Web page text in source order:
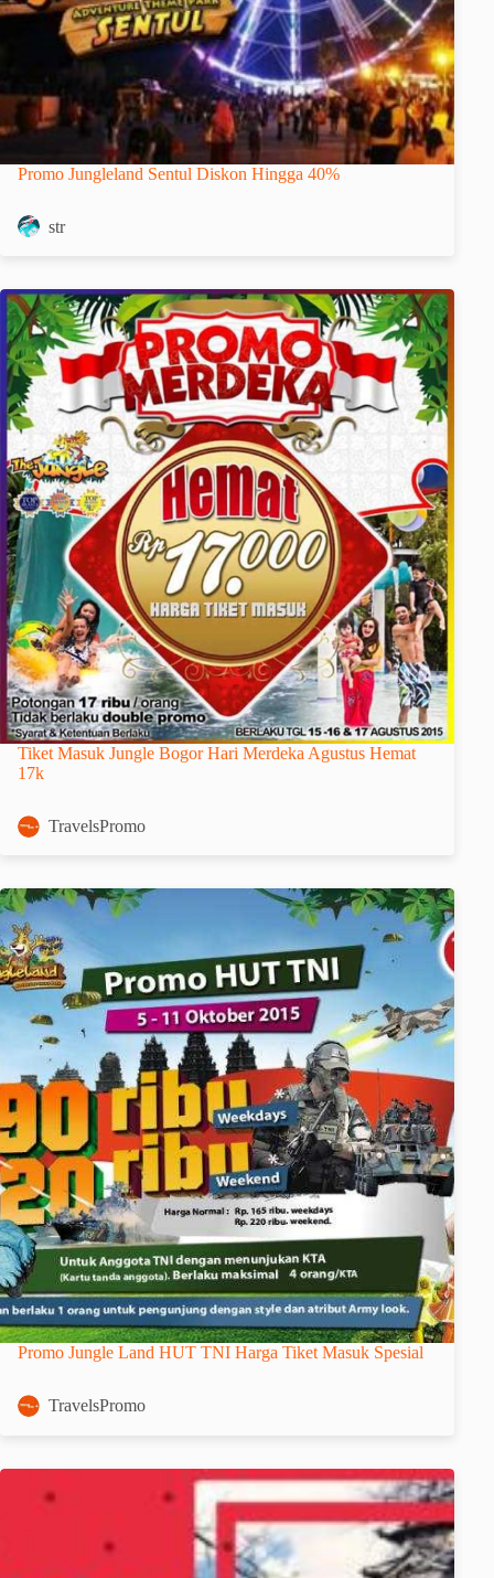
Promo Jungleland Sentul Diskon Hingga 40%
str
Tiket Masuk Jungle Bogor Hari Merdeka Agustus Hemat
17k
TravelsPromo
Promo Jungle Land HUT TNI Harga Tiket Masuk Spesial
TravelsPromo